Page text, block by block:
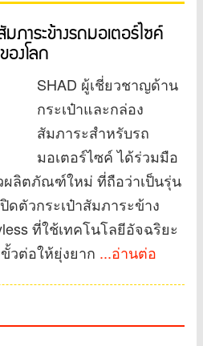
ภาระข้างรถมอเตอร์ไซค์
งโลก
SHAD ผู้เชี่ยวชาญด้าน
กระเป๋าและกล่อง
สัมภาระสำหรับรถ
มอเตอร์ไซค์ ได้ร่วมมือ
ผลิตภัณฑ์ใหม่ ที่ถือว่าเป็นรุ่น
ดตัวกระเป๋าสัมภาระข้าง
ที่ใช้เทคโนโลยีอัจฉริยะ
วต่อให้ยุ่งยาก ...อ่านต่อ